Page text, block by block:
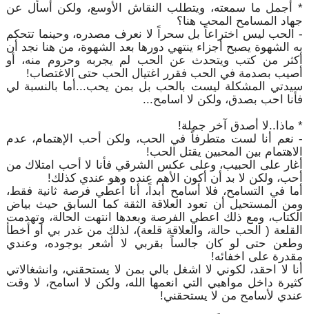
* أجمل ما سمعته، ويتطلب النقاش الأوسع، ولكن أسأل عن
جهاد المسامح المحب هنا؟
- الحب ليس اختراعاً بل سحراً لا نعرف مصدره، وحينما تتحكم
به الشهوة يصبح أجزاء ينتهي دورها بعد الشهوة، من هنا نجد أن
أكثر من كتب ويتحدث عن الحب لم يجربه وحروم منه، أو
أصيب بصدمة في الحب فقرر اغتيال الحب حتى الاغتصاب!
سيدتي المشكلة ليست بالحب بل بمن يحب...أما بالنسبة لي
فأنا احب بصدق، ولكن لا اسامح...
* ماذا..لا أصدق آخر جملة!
- نعم أنا لست متطرفاً في الحب، ولكن أحب الإهتمام، عدم
الاهتمام بين المحبين يقتل الحب!
أغار على الحبيب، وعلى عكس الشرقي فأنا لا أحب امتلاك من
أحب، ولكن لا بد أن أكون الأهم عنده وهو عندي كذلك!
أما في التسامح، فلا أسامح أبداً، أنا اعطي فرصة ثانية فقط،
ومن المستحيل أن تعود العلاقة الثقة كما السابق حيث بياض
الكتاب، ومع ذلك اعطي الفرصة وبعدها انتهت الحالة، وتهدمت
القلعة ( الحب حالة، والعلاقة قلعة)، لذلك من غدر بي أو أخطأ
وطعن حتى لو كان جالساً بقربي لا أشعر بوجوده، وعندي
مقدرة على اخفائه!
أنا لا احقد، لكوني لا اشغل بالي بمن لا يستحقني، وانشغالاتي
كثيرة داخل مواهبي التي انعمها الله، ولكن لا اسامح، لا وقت
عندي لأسامح من لا يستحقني!